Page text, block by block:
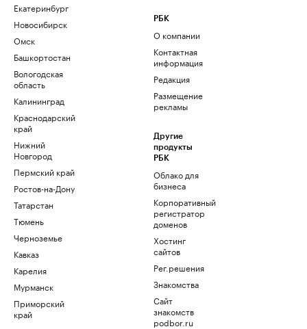
Екатеринбург
Новосибирск
Омск
Башкортостан
Вологодская
область
Калининград
Краснодарский
край
Нижний
Новгород
Пермский край
Ростов-на-Дону
Татарстан
Тюмень
Черноземье
Кавказ
Карелия
Мурманск
Приморский
край
РБК
О компании
Контактная
информация
Редакция
Размещение
рекламы
Другие
продукты
РБК
Облако для
бизнеса
Корпоративный
регистратор
доменов
Хостинг
сайтов
Рег.решения
Знакомства
Сайт
знакомств
podbor.ru